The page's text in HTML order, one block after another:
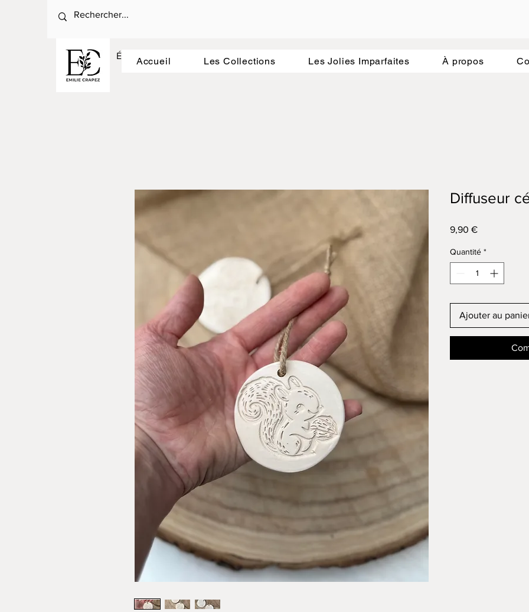
Émilie Crapez : La céramique au rythme de la nature.
Accueil Les Collections Les Jolies Imparfaites À propos
Diffuseur
9,90 €Prix
Quantité *
Ajouter au